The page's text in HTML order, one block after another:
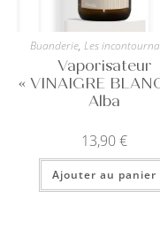
Buanderie,Les
Vaporisateur
« VINAIGRE
Alba
13,90€
Ajouter au panier